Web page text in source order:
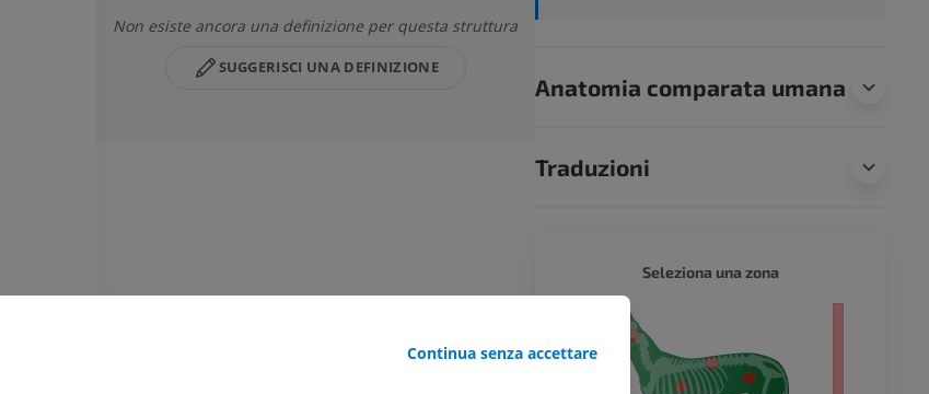
Non esiste ancora una definizione per questa struttura
SUGGERISCI UNA DEFINIZIONE
Anatomia comparata umana
Traduzioni
Seleziona una zona
Continua senza accettare